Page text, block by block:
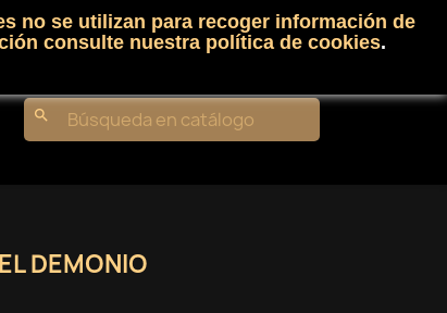
Iniciar sesión shopping_cartCarrito(0)
search
DEMONIO
no se utilizan para recoger información de
consulte nuestra política de cookies.